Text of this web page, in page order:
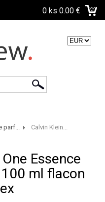
0 ks 0.00 €
parf... Calvin Klein...
Essence
ml flacon